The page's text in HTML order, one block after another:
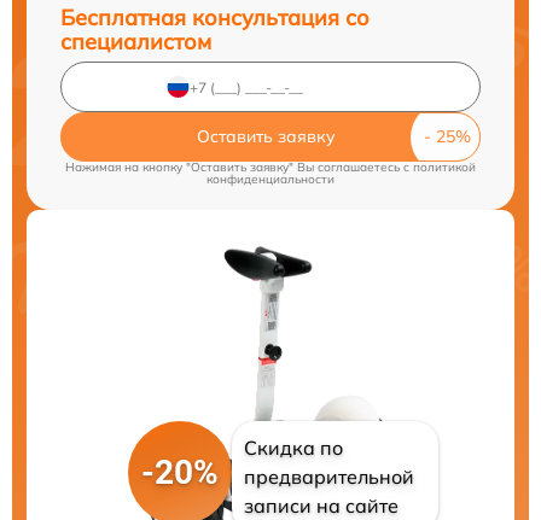
Бесплатная консультация со
специалистом
Оставить заявку
Нажимая на кнопку "Оставить заявку" Вы соглашаетесь c политикой
конфиденциальности
-20%
Скидка по
предварительной
записи на сайте